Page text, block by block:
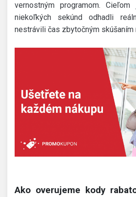
vernostným programom.
niekoľkých sekúnd odhadli
nestrávili čas zbytočným skúšaním
Ako overujeme kody